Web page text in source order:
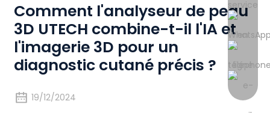
Comment l'analyseur de peau
3D UTECH combine-t-il l'IA et
l'imagerie 3D pour un
diagnostic cutané précis ?
19/12/2024